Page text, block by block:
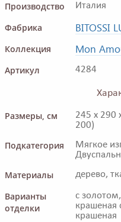
Производство
Италия
Фабрика BITOSSI
Коллекция Mon
Артикул 4284
Размеры, см
245 x 290
200)
Подкатегория
Мягкое
Материалы дерево,
Варианты
отделки
с
крашеная
крашеная